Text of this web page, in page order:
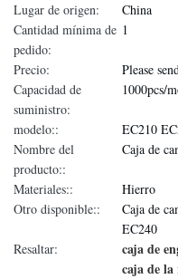
Lugar de origen:
China
Cantidad mínima de
pedido:
1
Precio:
Please
Capacidad de
suministro:
1000pcs/
modelo::
EC210
Nombre del
producto::
Caja de
Materiales::
Hierro
Otro disponible::
Caja de
EC240
Resaltar:
caja de
caja de